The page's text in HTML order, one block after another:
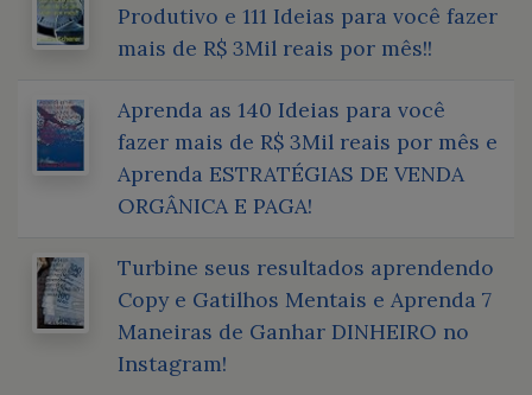
Produtivo e 111 Ideias para você fazer
mais de R$ 3Mil reais por mês!!
Aprenda as 140 Ideias para você
fazer mais de R$ 3Mil reais por mês e
Aprenda ESTRATÉGIAS DE VENDA
ORGÂNICA E PAGA!
Turbine seus resultados aprendendo
Copy e Gatilhos Mentais e Aprenda 7
Maneiras de Ganhar DINHEIRO no
Instagram!